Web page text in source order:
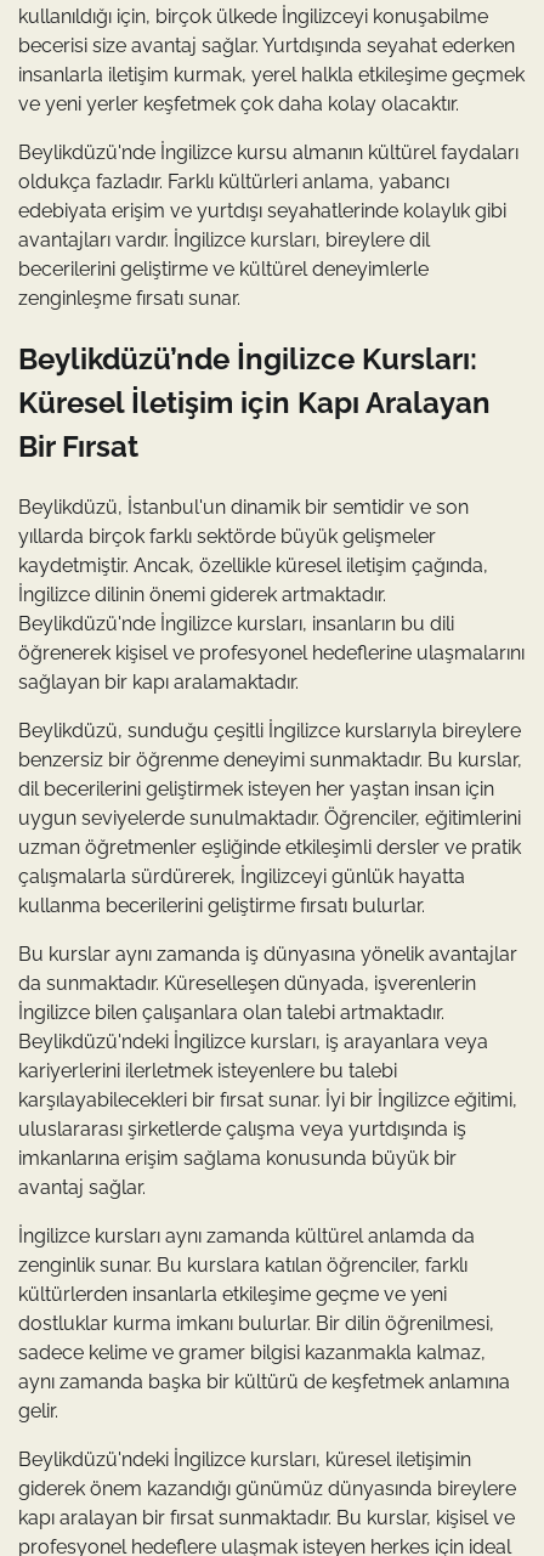
kullanıldığı için, birçok ülkede İngilizceyi konuşabilme
becerisi size avantaj sağlar. Yurtdışında seyahat ederken
insanlarla iletişim kurmak, yerel halkla etkileşime geçmek
ve yeni yerler keşfetmek çok daha kolay olacaktır.
Beylikdüzü'nde İngilizce kursu almanın kültürel faydaları
oldukça fazladır. Farklı kültürleri anlama, yabancı
edebiyata erişim ve yurtdışı seyahatlerinde kolaylık gibi
avantajları vardır. İngilizce kursları, bireylere dil
becerilerini geliştirme ve kültürel deneyimlerle
zenginleşme fırsatı sunar.
Beylikdüzü’nde İngilizce Kursları:
Küresel İletişim için Kapı Aralayan
Bir Fırsat
Beylikdüzü, İstanbul'un dinamik bir semtidir ve son
yıllarda birçok farklı sektörde büyük gelişmeler
kaydetmiştir. Ancak, özellikle küresel iletişim çağında,
İngilizce dilinin önemi giderek artmaktadır.
Beylikdüzü'nde İngilizce kursları, insanların bu dili
öğrenerek kişisel ve profesyonel hedeflerine ulaşmalarını
sağlayan bir kapı aralamaktadır.
Beylikdüzü, sunduğu çeşitli İngilizce kurslarıyla bireylere
benzersiz bir öğrenme deneyimi sunmaktadır. Bu kurslar,
dil becerilerini geliştirmek isteyen her yaştan insan için
uygun seviyelerde sunulmaktadır. Öğrenciler, eğitimlerini
uzman öğretmenler eşliğinde etkileşimli dersler ve pratik
çalışmalarla sürdürerek, İngilizceyi günlük hayatta
kullanma becerilerini geliştirme fırsatı bulurlar.
Bu kurslar aynı zamanda iş dünyasına yönelik avantajlar
da sunmaktadır. Küreselleşen dünyada, işverenlerin
İngilizce bilen çalışanlara olan talebi artmaktadır.
Beylikdüzü'ndeki İngilizce kursları, iş arayanlara veya
kariyerlerini ilerletmek isteyenlere bu talebi
karşılayabilecekleri bir fırsat sunar. İyi bir İngilizce eğitimi,
uluslararası şirketlerde çalışma veya yurtdışında iş
imkanlarına erişim sağlama konusunda büyük bir
avantaj sağlar.
İngilizce kursları aynı zamanda kültürel anlamda da
zenginlik sunar. Bu kurslara katılan öğrenciler, farklı
kültürlerden insanlarla etkileşime geçme ve yeni
dostluklar kurma imkanı bulurlar. Bir dilin öğrenilmesi,
sadece kelime ve gramer bilgisi kazanmakla kalmaz,
aynı zamanda başka bir kültürü de keşfetmek anlamına
gelir.
Beylikdüzü'ndeki İngilizce kursları, küresel iletişimin
giderek önem kazandığı günümüz dünyasında bireylere
kapı aralayan bir fırsat sunmaktadır. Bu kurslar, kişisel ve
profesyonel hedeflere ulaşmak isteyen herkes için ideal